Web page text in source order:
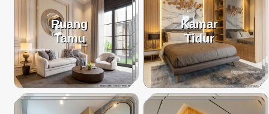
Ruang
Tamu
Kamar
Tidur